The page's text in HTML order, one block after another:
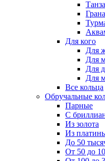
Для кого
Для
Для
Для
Для
Все кольца
Обручальные
Парные
С
Из золота
Из
До 50
От 50 до